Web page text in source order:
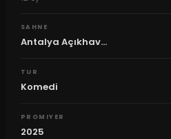
SAHNE
Antalya Açıkhav...
TUR
Komedi
PROMIYER
2025